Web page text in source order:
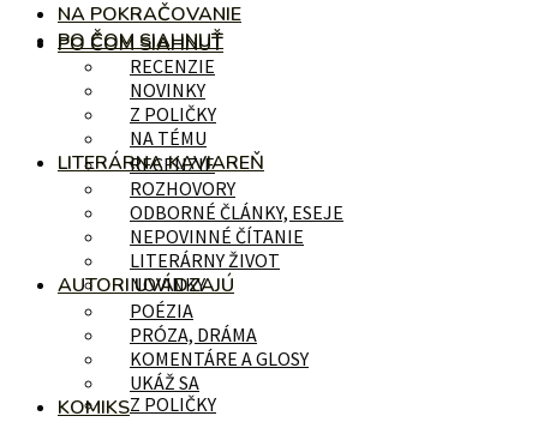
PO ČOM SIAHNUŤ
RECENZIE
NOVINKY
Z POLIČKY
NA POKRAČOVANIE
PO ČOM SIAHNUŤ
RECENZIE
NOVINKY
Z POLIČKY
NA TÉMU
LITERÁRNA KAVIAREŇ
ROZHOVORY
ODBORNÉ ČLÁNKY, ESEJE
NEPOVINNÉ ČÍTANIE
LITERÁRNY ŽIVOT
AUTORI UVÁDZAJÚ
POÉZIA
PRÓZA, DRÁMA
KOMENTÁRE A GLOSY
UKÁŽ SA
KOMIKS